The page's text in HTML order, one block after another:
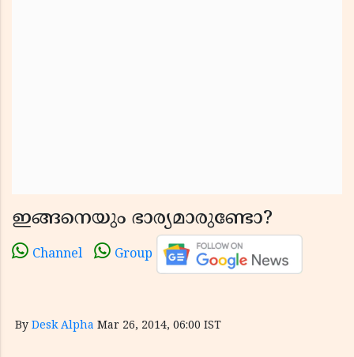
ഇങ്ങനെയും ഭാര്യമാരുണ്ടോ?
Channel Group
By Desk Alpha Mar 26, 2014, 06:00 IST